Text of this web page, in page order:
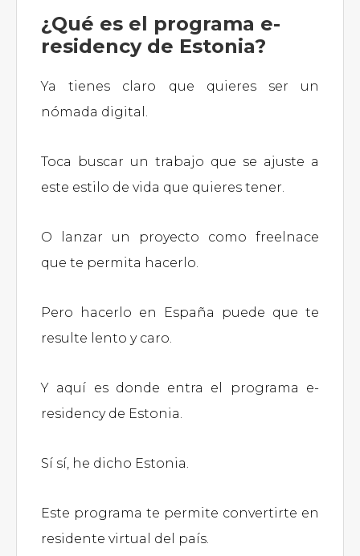
¿Qué es el programa e-
residency de Estonia?
Ya tienes claro que quieres ser un
nómada digital.
Toca buscar un trabajo que se ajuste a
este estilo de vida que quieres tener.
O lanzar un proyecto como freelnace
que te permita hacerlo.
Pero hacerlo en España puede que te
resulte lento y caro.
Y aquí es donde entra el programa e-
residency de Estonia.
Sí sí, he dicho Estonia.
Este programa te permite convertirte en
residente virtual del país.